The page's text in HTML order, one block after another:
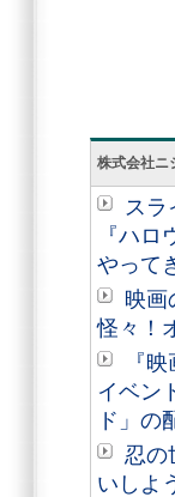
株式会社ニ
スラ
『ハ
やって
映画
怪々！
『
イベン
ド」の
忍の
いしよ